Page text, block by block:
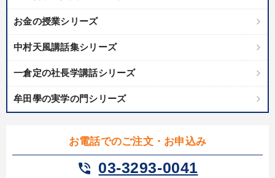
お金の授業シリーズ
中村天風講話集シリーズ
一倉定の社長学講話シリーズ
牟田學の実学の門シリーズ
お電話でのご注文・お申込み
phone_in_talk 03-3293-0041